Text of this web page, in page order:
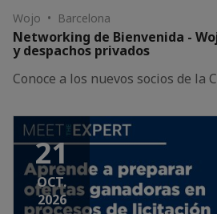
Wojo • Barcelona
Networking de Bienvenida -
y despachos privados
Conoce a los nuevos socios de la
21
OCT.
2026